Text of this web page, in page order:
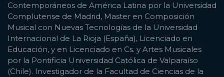
Contemporáneos de América Latina por la Universidad
Complutense de Madrid, Master en Composición
Musical con Nuevas Tecnologías de la Universidad
Internacional de La Rioja (España), Licenciado en
Educación, y en Licenciado en Cs. y Artes Musicales
por la Pontificia Universidad Católica de Valparaíso
(Chile). Investigador de la Facultad de Ciencias de la